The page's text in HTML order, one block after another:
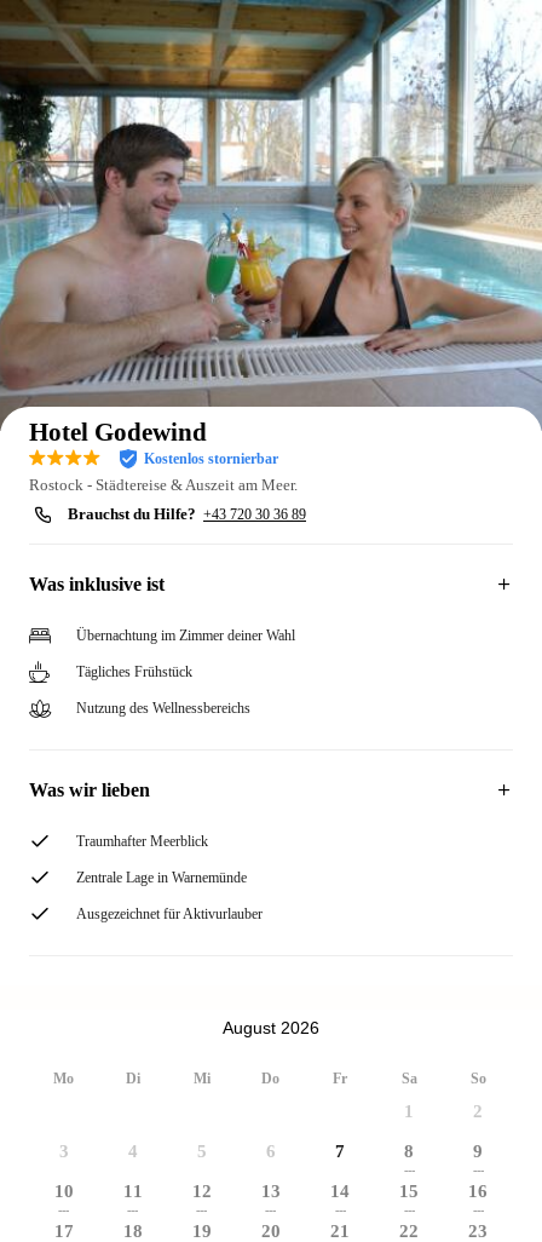
Auf der Karte anzeigen
Hotel Godewind
Kostenlos stornierbar
Rostock - Städtereise & Auszeit am Meer.
Brauchst du Hilfe? +43 720 30 36 89
Was inklusive ist
Übernachtung im Zimmer deiner Wahl
Tägliches Frühstück
Nutzung des Wellnessbereichs
Was wir lieben
Traumhafter Meerblick
Zentrale Lage in Warnemünde
Ausgezeichnet für Aktivurlauber
August 2026
Mo Di Mi Do Fr Sa So
1 2
3 4 5 6 7 8
---
9
---
10
---
11
---
12
---
13
---
14
---
15
---
16
---
17 18 19 20 21 22 23